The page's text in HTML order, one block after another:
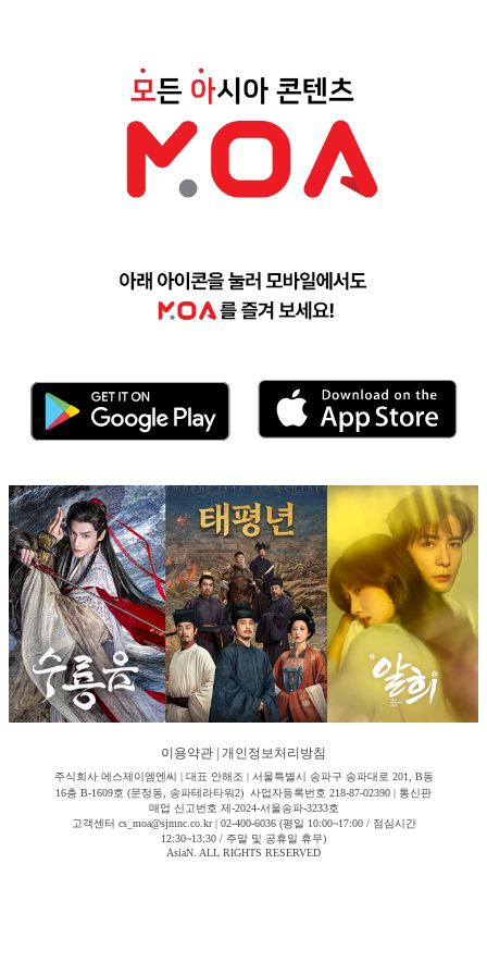
이용약관 개인정보처리방침
주식회사 에스제이엠엔씨 | 대표 안해조 | 서울특별시 송파구 송파대로 201, B동
16층 B-1609호 (문정동, 송파테라타워2) 사업자등록번호 218-87-02390 | 통신판
매업 신고번호 제-2024-서울송파-3233호
고객센터 cs_moa@sjmnc.co.kr | 02-400-6036 (평일 10:00~17:00 / 점심시간
12:30~13:30 / 주말 및 공휴일 휴무)
AsiaN. ALL RIGHTS RESERVED